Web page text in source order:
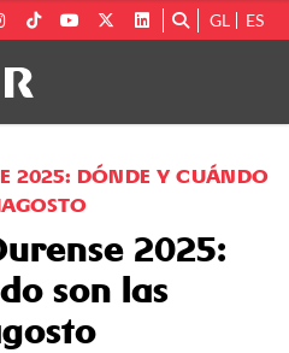
GL ES
2025: DÓNDE Y CUÁNDO
2025:
son las